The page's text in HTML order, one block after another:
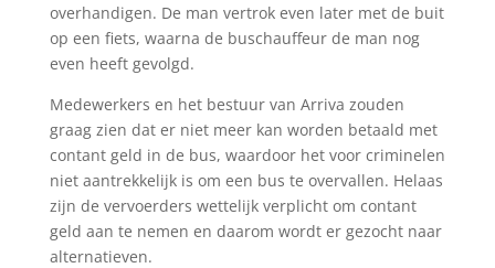
overhandigen. De man vertrok even later met de buit
op een fiets, waarna de buschauffeur de man nog
even heeft gevolgd.
Medewerkers en het bestuur van Arriva zouden
graag zien dat er niet meer kan worden betaald met
contant geld in de bus, waardoor het voor criminelen
niet aantrekkelijk is om een bus te overvallen. Helaas
zijn de vervoerders wettelijk verplicht om contant
geld aan te nemen en daarom wordt er gezocht naar
alternatieven.